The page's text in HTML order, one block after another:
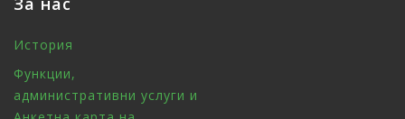
История
Функции,
административни услуги и